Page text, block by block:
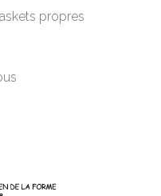
propres